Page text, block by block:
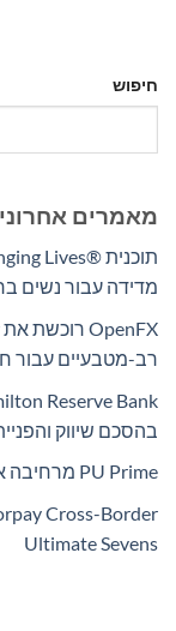
חיפוש
מאמרים
מדידה עבור נשים
רב-מטבעיים עבור
בהסכם שיווק
PU Prime מרחיבה את המסחר בזהב עם השקת XAUUSD247
Ultimate Sevens